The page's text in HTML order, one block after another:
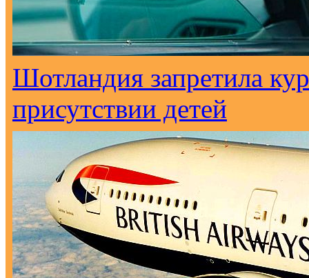
Шотландия запретила
присутствии детей